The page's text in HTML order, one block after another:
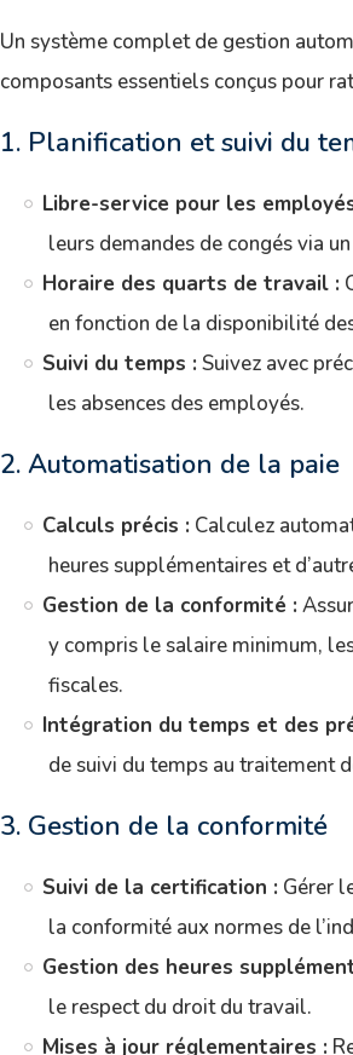
Un système complet de gestion
composants essentiels conçus pour
1. Planification et suivi du
Libre-service pour les
leurs demandes de congés via
Horaire des quarts de travail :
en fonction de la disponibilité
Suivi du temps : Suivez avec
les absences des employés.
2. Automatisation de la paie
Calculs précis : Calculez
heures supplémentaires et
Gestion de la conformité :
y compris le salaire minimum,
fiscales.
Intégration du temps et des
de suivi du temps au traitement
3. Gestion de la conformité
Suivi de la certification : Gérer
la conformité aux normes de
Gestion des heures
le respect du droit du travail.
Mises à jour réglementaires :